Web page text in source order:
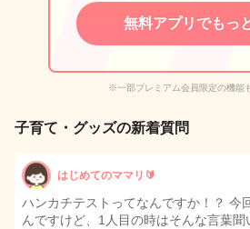
無料アプリでもっ
※一部プレミアム会員限定の機能
子育て・グッズの新着質問
はじめてのママリ🔰
ハンカチテストってなんですか！？ 今
んですけど、1人目の時はそんな言葉